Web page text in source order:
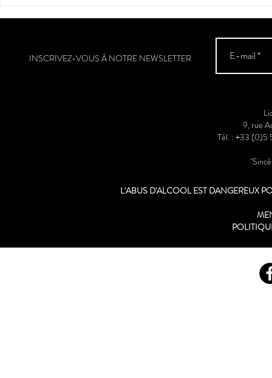
INSCRIVEZ-VOUS À NOTRE NEWSLETTER
9, rue
Tél. : +33
L'ABUS D'ALCOOL EST DANGEREUX